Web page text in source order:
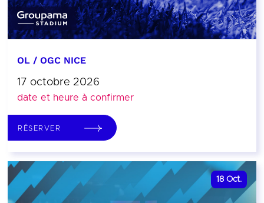
OL / OGC NICE
17 octobre 2026
date et heure à confirmer
RÉSERVER
18 Oct.